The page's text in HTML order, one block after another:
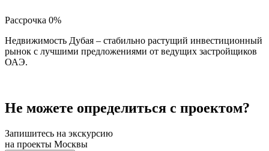
Рассрочка 0%
Недвижимость Дубая – стабильно растущий инвестиционный
рынок с лучшими предложениями от ведущих застройщиков
ОАЭ.
Не можете определиться с проектом?
Запишитесь на экскурсию
на проекты Москвы